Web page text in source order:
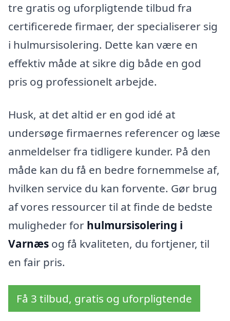
tre gratis og uforpligtende tilbud fra
certificerede firmaer, der specialiserer sig
i hulmursisolering. Dette kan være en
effektiv måde at sikre dig både en god
pris og professionelt arbejde.
Husk, at det altid er en god idé at
undersøge firmaernes referencer og læse
anmeldelser fra tidligere kunder. På den
måde kan du få en bedre fornemmelse af,
hvilken service du kan forvente. Gør brug
af vores ressourcer til at finde de bedste
muligheder for hulmursisolering i
Varnæs og få kvaliteten, du fortjener, til
en fair pris.
Få 3 tilbud, gratis og uforpligtende